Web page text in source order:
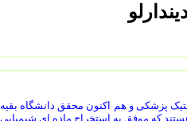
ژنتیک پزشکی و هم اکنون محقق دانشگاه بقیه
که موفق به استخراج ماده ای شیمیایی